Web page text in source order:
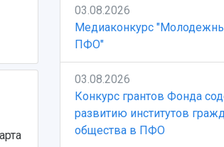
03.08.2026
Медиаконкурс
ПФО"
03.08.2026
Конкурс грантов Фонда
развитию институтов
общества в ПФО